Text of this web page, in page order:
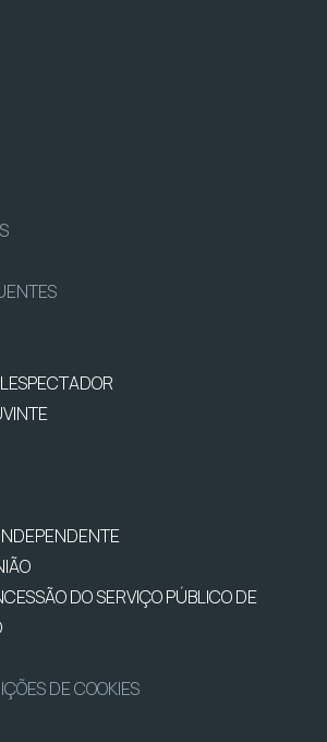
DO SERVIÇO PÚBLICO DE
DE COOKIES